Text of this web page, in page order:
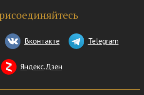
Вконтакте Telegram
Яндекс.Дзен